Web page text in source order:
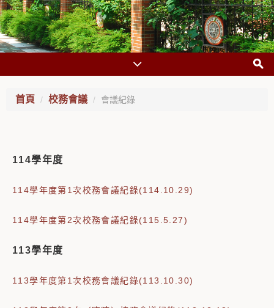
首頁 校務會議 會議紀錄
114學年度
114學年度第1次校務會議紀錄(114.10.29)
114學年度第2次校務會議紀錄(115.5.27)
113學年度
113學年度第1次校務會議紀錄(113.10.30)